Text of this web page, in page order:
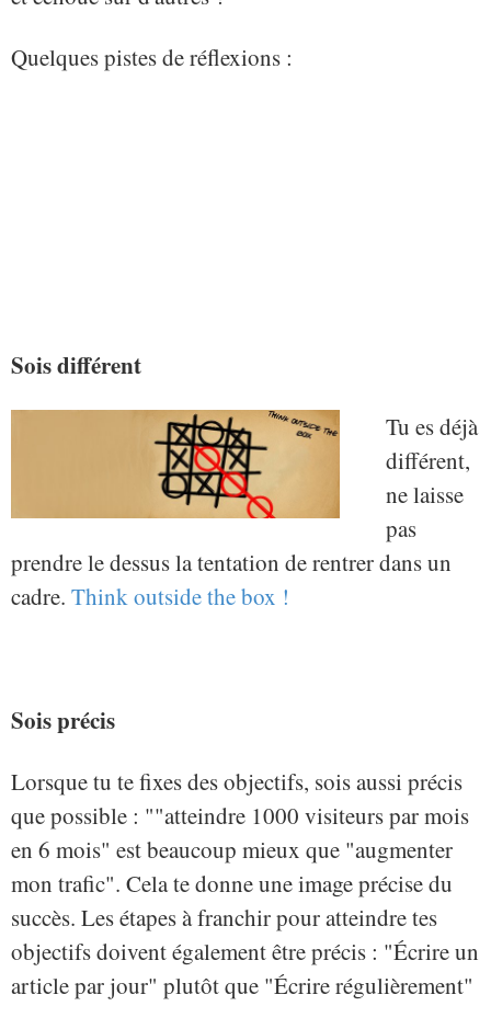
Quelques pistes de réflexions :
Sois différent
Tu es déjà
différent,
ne laisse
pas
prendre le dessus la tentation de rentrer dans un
cadre. Think outside the box !
Sois précis
Lorsque tu te fixes des objectifs, sois aussi précis
que possible : ""atteindre 1000 visiteurs par mois
en 6 mois" est beaucoup mieux que "augmenter
mon trafic". Cela te donne une image précise du
succès. Les étapes à franchir pour atteindre tes
objectifs doivent également être précis : "Écrire un
article par jour" plutôt que "Écrire régulièrement"